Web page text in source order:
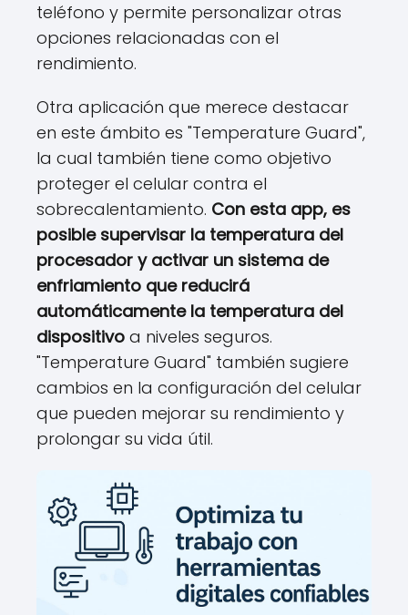
teléfono y permite personalizar otras
opciones relacionadas con el
rendimiento.
Otra aplicación que merece destacar
en este ámbito es "Temperature Guard",
la cual también tiene como objetivo
proteger el celular contra el
sobrecalentamiento. Con esta app, es
posible supervisar la temperatura del
procesador y activar un sistema de
enfriamiento que reducirá
automáticamente la temperatura del
dispositivo a niveles seguros.
"Temperature Guard" también sugiere
cambios en la configuración del celular
que pueden mejorar su rendimiento y
prolongar su vida útil.